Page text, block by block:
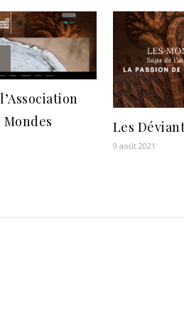
Les
9 août 2021